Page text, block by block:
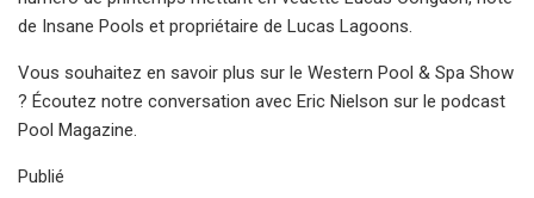
de Insane Pools et propriétaire de Lucas Lagoons.
Vous souhaitez en savoir plus sur le Western Pool & Spa Show
? Écoutez notre conversation avec Eric Nielson sur le podcast
Pool Magazine.
Publié